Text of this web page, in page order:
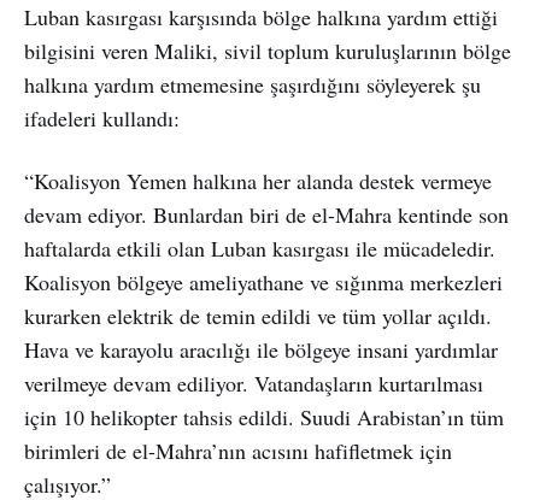
Luban kasırgası karşısında bölge halkına yardım ettiği
bilgisini veren Maliki, sivil toplum kuruluşlarının bölge
halkına yardım etmemesine şaşırdığını söyleyerek şu
ifadeleri kullandı:
“Koalisyon Yemen halkına her alanda destek vermeye
devam ediyor. Bunlardan biri de el-Mahra kentinde son
haftalarda etkili olan Luban kasırgası ile mücadeledir.
Koalisyon bölgeye ameliyathane ve sığınma merkezleri
kurarken elektrik de temin edildi ve tüm yollar açıldı.
Hava ve karayolu aracılığı ile bölgeye insani yardımlar
verilmeye devam ediliyor. Vatandaşların kurtarılması
için 10 helikopter tahsis edildi. Suudi Arabistan’ın tüm
birimleri de el-Mahra’nın acısını hafifletmek için
çalışıyor.”